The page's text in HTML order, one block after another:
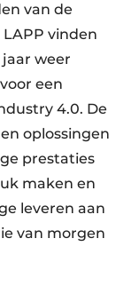
van de
vinden
weer
een
4.0. De
oplossingen
prestaties
maken en
leveren aan
van morgen